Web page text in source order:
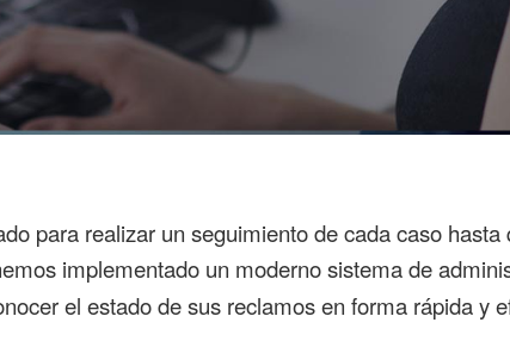
para realizar un seguimiento de cada caso
implementado un moderno sistema de
el estado de sus reclamos en forma rápida y